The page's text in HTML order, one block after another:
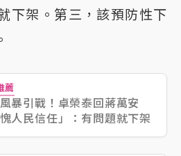
下架。第三，該預防性下
薦
暴引戰！卓榮泰回蔣萬安
愧人民信任」：有問題就下架